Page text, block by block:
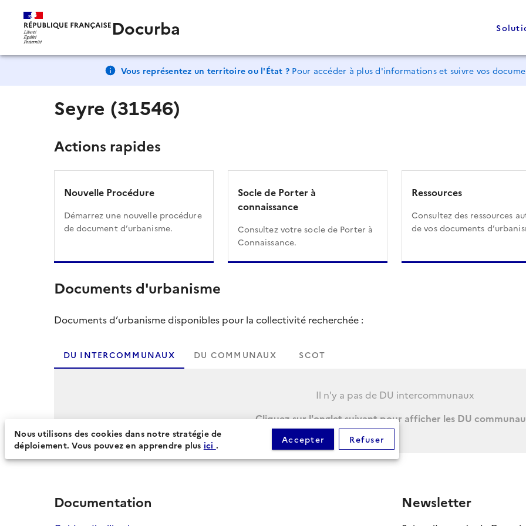
Docurba
Vous représentez un territoire ou l'État ? Pour accéder à plus d'informations et suivre vos
Seyre (31546)
Actions rapides
Nouvelle Procédure
Démarrez une nouvelle procédure
de document d’urbanisme.
Socle de Porter à
connaissance
Consultez votre socle de Porter à
Connaissance.
Ressources
Consultez des ressources
de vos documents
Documents d'urbanisme
Documents d’urbanisme disponibles pour la collectivité recherchée :
DU INTERCOMMUNAUX DU COMMUNAUX SCOT
Il n'y a pas de DU intercommunaux
Cliquez sur l'onglet suivant pour afficher les DU
Documentation Newsletter
Nous utilisons des cookies dans notre stratégie de
déploiement. Vous pouvez en apprendre plus ici . Accepter Refuser